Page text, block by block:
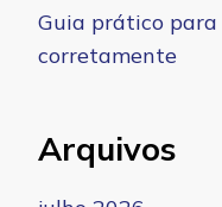
Guia prático
corretamente
Arquivos